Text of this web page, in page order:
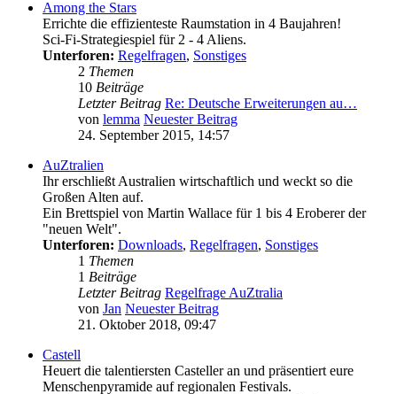
Among the Stars
Errichte die effizienteste Raumstation in 4 Baujahren!
Sci-Fi-Strategiespiel für 2 - 4 Aliens.
Unterforen: Regelfragen, Sonstiges
2 Themen
10 Beiträge
Letzter Beitrag Re: Deutsche Erweiterungen au…
von lemma Neuester Beitrag
24. September 2015, 14:57
AuZtralien
Ihr erschließt Australien wirtschaftlich und weckt so die
Großen Alten auf.
Ein Brettspiel von Martin Wallace für 1 bis 4 Eroberer der
"neuen Welt".
Unterforen: Downloads, Regelfragen, Sonstiges
1 Themen
1 Beiträge
Letzter Beitrag Regelfrage AuZtralia
von Jan Neuester Beitrag
21. Oktober 2018, 09:47
Castell
Heuert die talentiersten Casteller an und präsentiert eure
Menschenpyramide auf regionalen Festivals.